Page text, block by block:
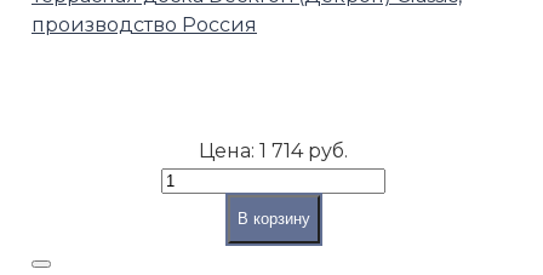
производство Россия
Цена: 1 714 руб.
В корзину